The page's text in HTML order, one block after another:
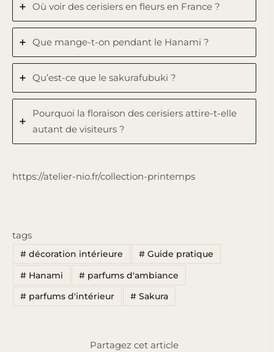
Où voir des cerisiers en fleurs en France ?
Que mange-t-on pendant le Hanami ?
Qu’est-ce que le sakurafubuki ?
Pourquoi la floraison des cerisiers attire-t-elle
autant de visiteurs ?
https://atelier-nio.fr/collection-printemps
tags
#décoration intérieure #Guide pratique
#Hanami #parfums d'ambiance
#parfums d'intérieur #Sakura
Partagez cet article